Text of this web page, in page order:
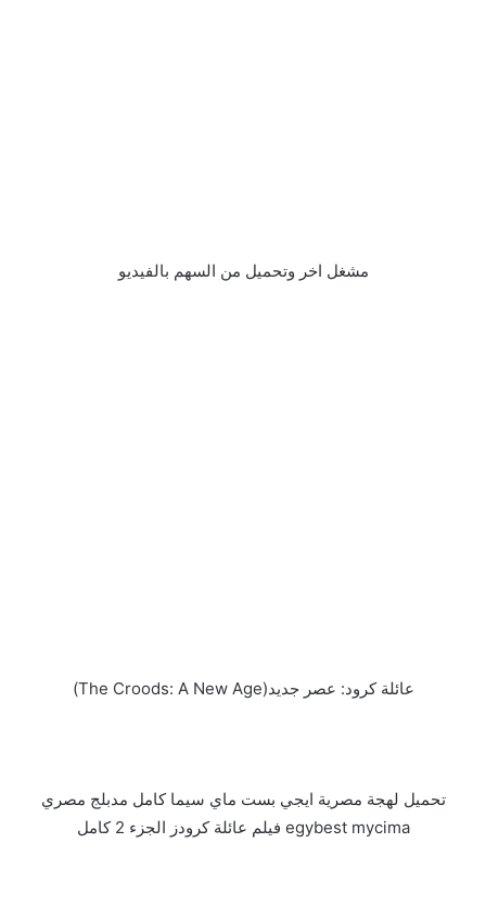
مشغل اخر وتحميل من السهم بالفيديو
عائلة كرود: عصر جديد(The Croods: A New Age)
تحميل لهجة مصرية ايجي بست ماي سيما كامل مدبلج مصري
egybest mycima فيلم عائلة كرودز الجزء 2 كامل